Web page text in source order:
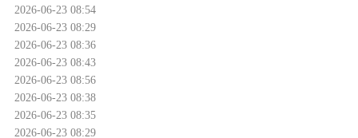
2026-06-23 08:54
2026-06-23 08:29
2026-06-23 08:36
2026-06-23 08:43
2026-06-23 08:56
2026-06-23 08:38
2026-06-23 08:35
2026-06-23 08:29